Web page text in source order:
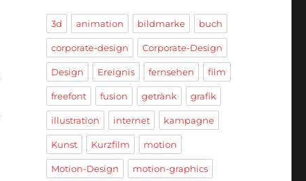
3d animation bildmarke buch
corporate-design Corporate-Design
Design Ereignis fernsehen film
freefont fusion getränk grafik
illustration internet kampagne
Kunst Kurzfilm motion
Motion-Design motion-graphics